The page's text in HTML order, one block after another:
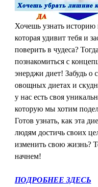
Хочешь узнать историю
которая удивит тебя и
поверить в чудеса?
познакомиться с
энерджи диет! Забудь о
овощных диетах и
у нас есть своя
которую мы хотим
Готов узнать, как эта
людям достичь своих
изменить свою жизнь?
начнем!
ПОДРОБНЕЕ ЗДЕСЬ